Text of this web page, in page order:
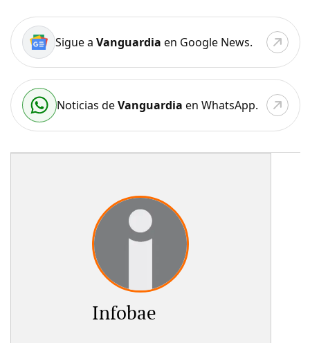
Sigue a Vanguardia en Google News.
Noticias deVanguardia en WhatsApp.
Infobae